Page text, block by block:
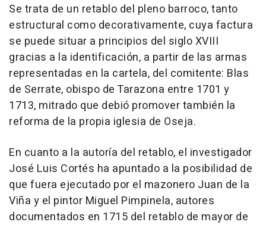
Se trata de un retablo del pleno barroco, tanto
estructural como decorativamente, cuya factura
se puede situar a principios del siglo XVIII
gracias a la identificación, a partir de las armas
representadas en la cartela, del comitente: Blas
de Serrate, obispo de Tarazona entre 1701 y
1713, mitrado que debió promover también la
reforma de la propia iglesia de Oseja.
En cuanto a la autoría del retablo, el investigador
José Luis Cortés ha apuntado a la posibilidad de
que fuera ejecutado por el mazonero Juan de la
Viña y el pintor Miguel Pimpinela, autores
documentados en 1715 del retablo de mayor de